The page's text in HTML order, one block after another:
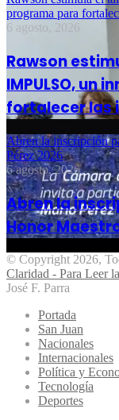
programa para
6 agosto, 2026
Rawson
IMPULSO, un
fortalecer las
Abren la inscripción
Pérez 2026
6 agosto, 2026
Abren la
Honor
© Copyright 2026,
Claridad - Para Leer
José F. Parra
Portada
San Juan
Nacionales
Internacionales
Política y
Tecnología
Deportes